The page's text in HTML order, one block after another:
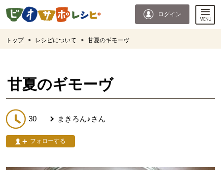
ページの先頭です。
ログイン
トップ > レシピについて > 甘夏のギモーヴ
甘夏のギモーヴ
30 まきろん♪ さん
フォローする